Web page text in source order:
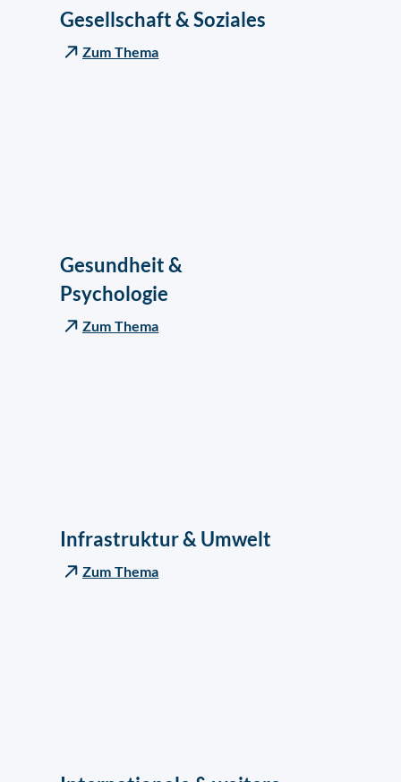
Gesellschaft & Soziales
Zum Thema
Gesundheit &
Psychologie
Zum Thema
Infrastruktur & Umwelt
Zum Thema